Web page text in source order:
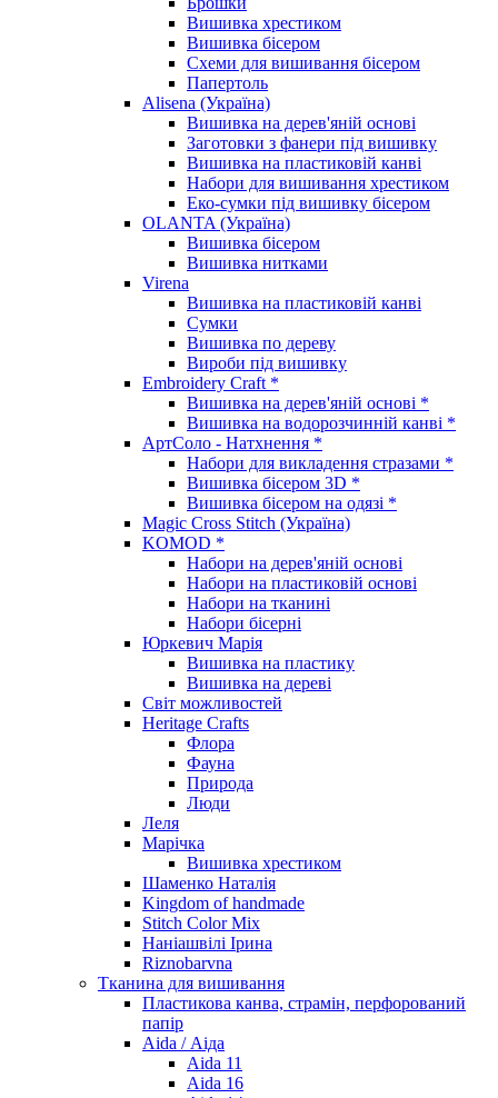
Вишивка хрестиком
Вишивка бісером
Схеми для вишивання бісером
Папертоль
Alisena (Україна)
Вишивка на дерев'яній основі
Заготовки з фанери під вишивку
Вишивка на пластиковій канві
Набори для вишивання хрестиком
Еко-сумки під вишивку бісером
OLANTA (Україна)
Вишивка бісером
Вишивка нитками
Virena
Вишивка на пластиковій канві
Сумки
Вишивка по дереву
Вироби під вишивку
Embroidery Craft *
Вишивка на дерев'яній основі *
Вишивка на водорозчинній канві *
АртСоло - Натхнення *
Набори для викладення стразами *
Вишивка бісером 3D *
Вишивка бісером на одязі *
Magic Cross Stitch (Україна)
KOMOD *
Набори на дерев'яній основі
Набори на пластиковій основі
Набори на тканині
Набори бісерні
Юркевич Марія
Вишивка на пластику
Вишивка на дереві
Світ можливостей
Heritage Crafts
Флора
Фауна
Природа
Люди
Леля
Марічка
Вишивка хрестиком
Шаменко Наталія
Kingdom of handmade
Stitch Color Mix
Наніашвілі Ірина
Riznobarvna
Тканина для вишивання
Пластикова канва, страмін, перфорований
папір
Aida / Аіда
Aida 11
Aida 16